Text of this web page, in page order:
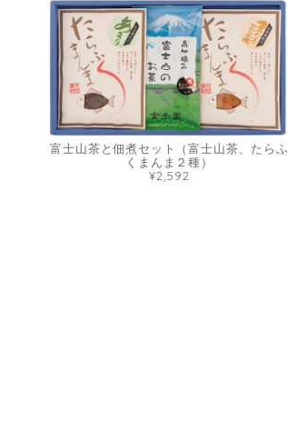
富士山茶と佃煮セット（富士山茶、たらふ
くまんま２種）
¥2,592